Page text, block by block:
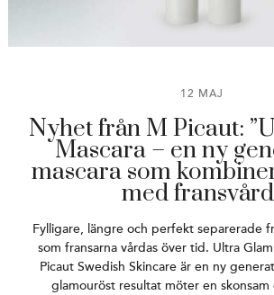
12 MAJ
Nyhet från M Picaut:
Mascara – en ny
mascara som
med
Fylligare, längre och perfekt separerade
som fransarna vårdas över tid. Ultra
Picaut Swedish Skincare är en ny
glamouröst resultat möter en